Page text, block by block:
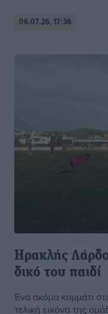
06.07.26, 17:36
Hρακλής
δικό του παιδί
Ένα ακόμα κομμάτι
τελική εικόνα της